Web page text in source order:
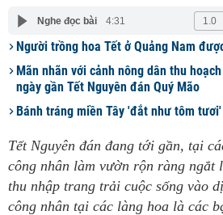
Nghe đọc bài 4:31
Người trồng hoa Tết ở Quảng Nam
Mãn nhãn với cảnh nông dân thu
ngày gần Tết Nguyên đán Quý Mão
Bánh tráng miền Tây 'đắt như tôm
Tết Nguyên đán đang tới gần, tại
công nhân làm vườn rộn ràng ngắt
thu nhập trang trải cuộc sống vào
công nhân tại các làng hoa là các